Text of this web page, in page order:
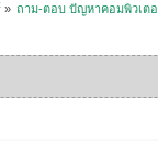
» ถาม-ตอบ ปัญหาคอมพิวเต